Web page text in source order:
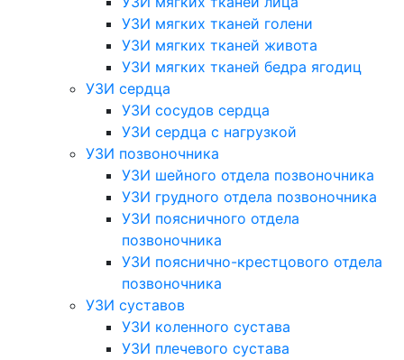
УЗИ мягких тканей голени
УЗИ мягких тканей живота
УЗИ мягких тканей бедра ягодиц
УЗИ сердца
УЗИ сосудов сердца
УЗИ сердца с нагрузкой
УЗИ позвоночника
УЗИ шейного отдела позвоночника
УЗИ грудного отдела позвоночника
УЗИ поясничного отдела
позвоночника
УЗИ пояснично-крестцового отдела
позвоночника
УЗИ суставов
УЗИ коленного сустава
УЗИ плечевого сустава